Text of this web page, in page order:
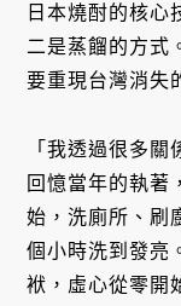
日本燒酎的核心
二是蒸餾的方式
要重現台灣消失
「我透過很多
回憶當年的執著
始，洗廁所、刷
個小時洗到發亮
袱，虛心從零開